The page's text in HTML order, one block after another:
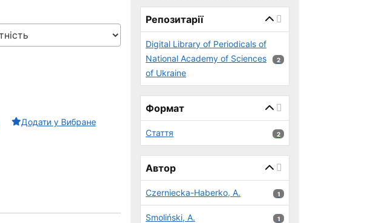
Додати у Вибране
Репозитарії
Digital Library of Periodicals of
National Academy of Sciences
of Ukraine
2 результатів
2
Формат
Стаття 2 результатів
2
Автор
Czerniecka-Haberko, A. 1 результатів
1
Smoliński, A. 1 результатів
1